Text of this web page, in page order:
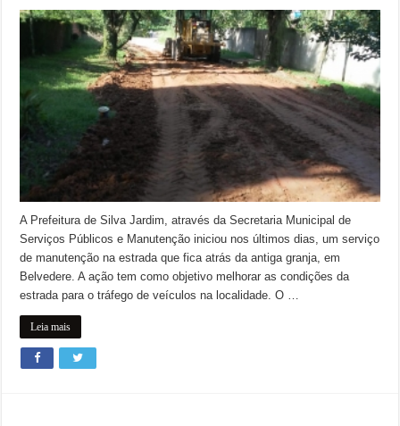
A Prefeitura de Silva Jardim, através da Secretaria Municipal de
Serviços Públicos e Manutenção iniciou nos últimos dias, um serviço
de manutenção na estrada que fica atrás da antiga granja, em
Belvedere. A ação tem como objetivo melhorar as condições da
estrada para o tráfego de veículos na localidade. O …
Leia mais